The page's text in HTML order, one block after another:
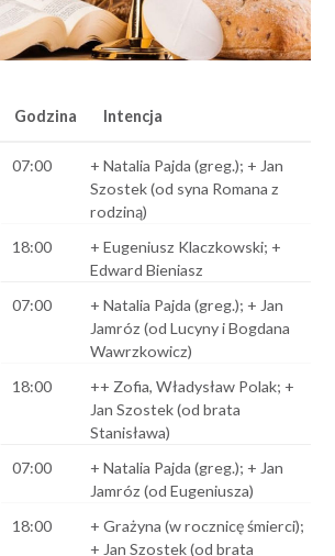
Godzina Intencja
07:00
+ Natalia Pajda (greg.); + Jan
Szostek (od syna Romana z
rodziną)
18:00
+ Eugeniusz Klaczkowski; +
Edward Bieniasz
07:00
+ Natalia Pajda (greg.); + Jan
Jamróz (od Lucyny i Bogdana
Wawrzkowicz)
18:00
++ Zofia, Władysław Polak; +
Jan Szostek (od brata
Stanisława)
07:00
+ Natalia Pajda (greg.); + Jan
Jamróz (od Eugeniusza)
18:00
+ Grażyna (w rocznicę śmierci);
+ Jan Szostek (od brata